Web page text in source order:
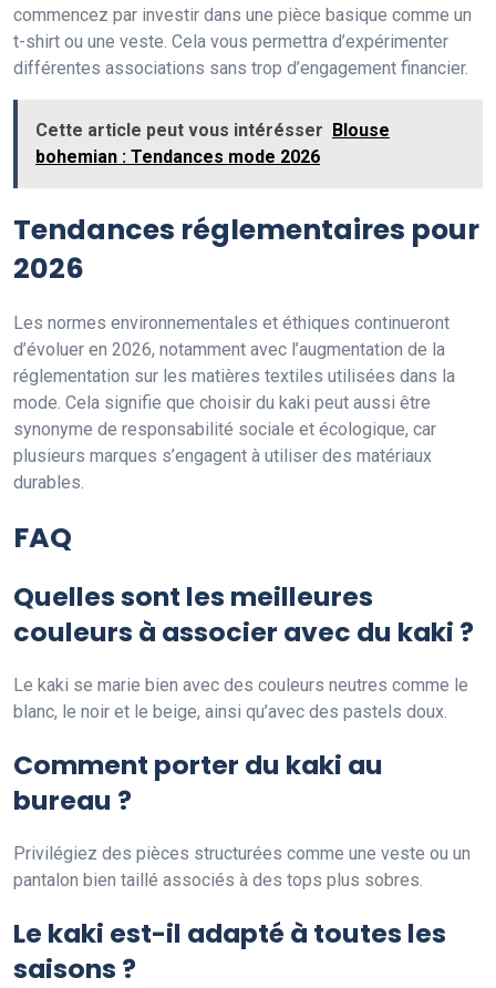
commencez par investir dans une pièce basique comme un
t-shirt ou une veste. Cela vous permettra d’expérimenter
différentes associations sans trop d’engagement financier.
Cette article peut vous intérésser Blouse
bohemian : Tendances mode 2026
Tendances réglementaires pour
2026
Les normes environnementales et éthiques continueront
d’évoluer en 2026, notamment avec l’augmentation de la
réglementation sur les matières textiles utilisées dans la
mode. Cela signifie que choisir du kaki peut aussi être
synonyme de responsabilité sociale et écologique, car
plusieurs marques s’engagent à utiliser des matériaux
durables.
FAQ
Quelles sont les meilleures
couleurs à associer avec du kaki ?
Le kaki se marie bien avec des couleurs neutres comme le
blanc, le noir et le beige, ainsi qu’avec des pastels doux.
Comment porter du kaki au
bureau ?
Privilégiez des pièces structurées comme une veste ou un
pantalon bien taillé associés à des tops plus sobres.
Le kaki est-il adapté à toutes les
saisons ?